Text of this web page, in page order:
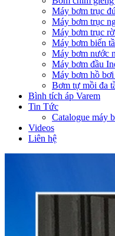
Máy bơm trục
Máy bơm trục
Máy bơm trục
Máy bơm biến
Máy bơm nước
Máy bơm đầu
Máy bơm hồ bơi
Bơm tự mồi đa
Bình tích áp Varem
Tin Tức
Catalogue máy
Videos
Liên hệ